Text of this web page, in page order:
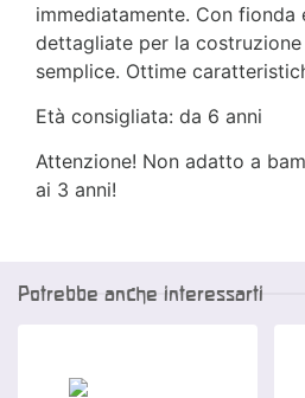
immediatamente. Con fionda
dettagliate per la
semplice. Ottime
Età consigliata: da 6 anni
Attenzione! Non adatto a
ai 3 anni!
Potrebbe anche interessarti